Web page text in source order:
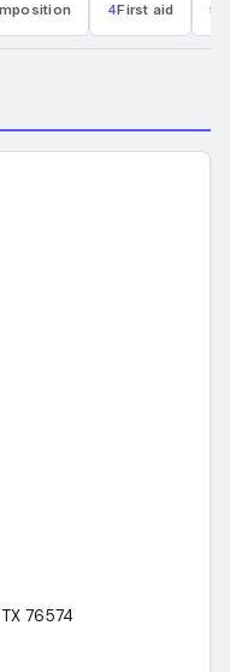
4First aid 5
76574